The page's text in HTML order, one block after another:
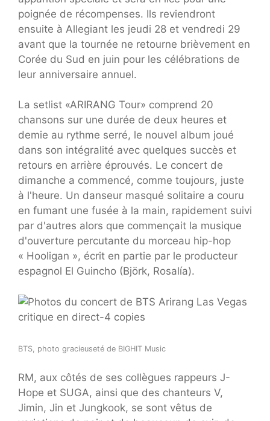
poignée de récompenses. Ils reviendront
ensuite à Allegiant les jeudi 28 et vendredi 29
avant que la tournée ne retourne brièvement en
Corée du Sud en juin pour les célébrations de
leur anniversaire annuel.
La setlist «ARIRANG Tour» comprend 20
chansons sur une durée de deux heures et
demie au rythme serré, le nouvel album joué
dans son intégralité avec quelques succès et
retours en arrière éprouvés. Le concert de
dimanche a commencé, comme toujours, juste
à l'heure. Un danseur masqué solitaire a couru
en fumant une fusée à la main, rapidement suivi
par d'autres alors que commençait la musique
d'ouverture percutante du morceau hip-hop
« Hooligan », écrit en partie par le producteur
espagnol El Guincho (Björk, Rosalía).
BTS, photo gracieuseté de BIGHIT Music
RM, aux côtés de ses collègues rappeurs J-
Hope et SUGA, ainsi que des chanteurs V,
Jimin, Jin et Jungkook, se sont vêtus de